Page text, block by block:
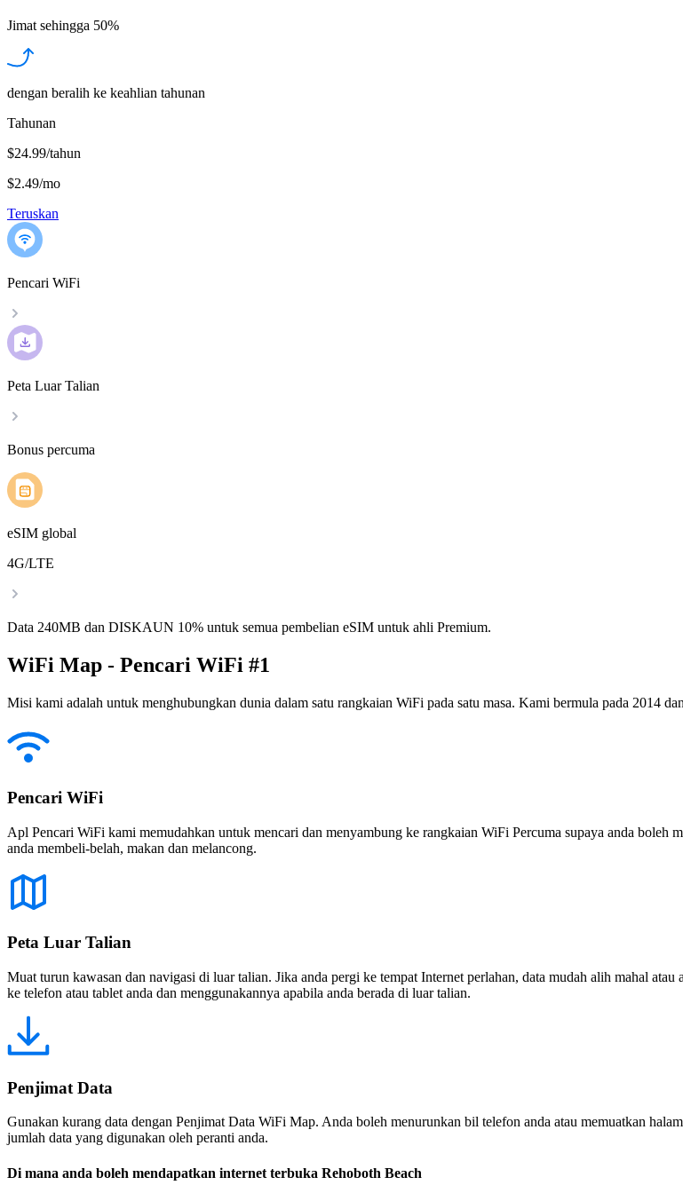
Jimat sehingga 50%
dengan beralih ke keahlian tahunan
Tahunan
$24.99/tahun
$2.49/mo
Teruskan
Pencari WiFi
Peta Luar Talian
Bonus percuma
eSIM global
4G/LTE
Data 240MB dan DISKAUN 10% untuk semua pembelian eSIM untuk ahli Premium.
WiFi Map - Pencari WiFi #1
Misi kami adalah untuk menghubungkan dunia dalam satu rangkaian WiFi pada satu masa. Kami bermula pada 2014
Pencari WiFi
Apl Pencari WiFi kami memudahkan untuk mencari dan menyambung ke rangkaian WiFi Percuma supaya anda boleh
anda membeli-belah, makan dan melancong.
Peta Luar Talian
Muat turun kawasan dan navigasi di luar talian. Jika anda pergi ke tempat Internet perlahan, data mudah alih mahal
ke telefon atau tablet anda dan menggunakannya apabila anda berada di luar talian.
Penjimat Data
Gunakan kurang data dengan Penjimat Data WiFi Map. Anda boleh menurunkan bil telefon anda atau memuatkan
jumlah data yang digunakan oleh peranti anda.
Di mana anda boleh mendapatkan internet terbuka Rehoboth Beach